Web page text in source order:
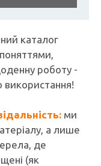
каталог
роботу -
використання!
ми
а лише
де
(як